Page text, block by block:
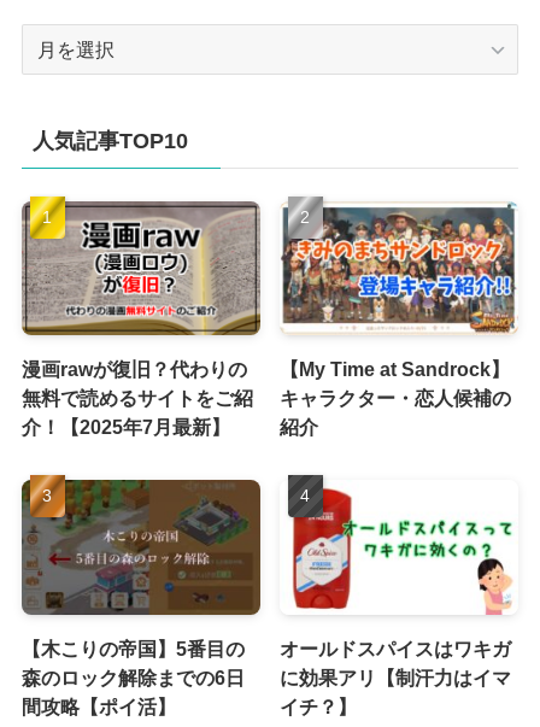
ブ
人気記事TOP10
漫画rawが復旧？代わりの
無料で読めるサイトをご紹
介！【2025年7月最新】
【My Time at Sandrock】
キャラクター・恋人候補の
紹介
【木こりの帝国】5番目の
森のロック解除までの6日
間攻略【ポイ活】
オールドスパイスはワキガ
に効果アリ【制汗力はイマ
イチ？】